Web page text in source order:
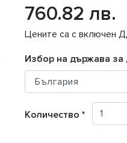
760.82 лв.
Цените са с включен
Избор на държава за
Количество *